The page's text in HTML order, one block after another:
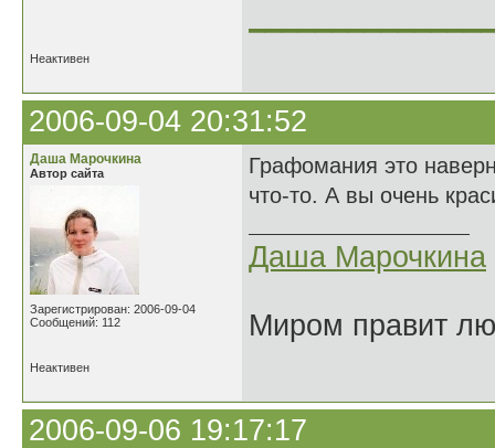
Неактивен
2006-09-04 20:31:52
Даша Марочкина
Автор сайта
Зарегистрирован: 2006-09-04
Сообщений: 112
Графомания это
что-то. А вы очень
Даша Марочкина
Миром правит
Неактивен
2006-09-06 19:17:17